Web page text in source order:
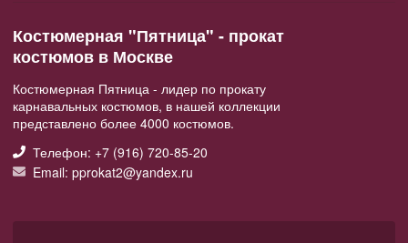
Костюмерная "Пятница" - прокат
костюмов в Москве
Костюмерная Пятница - лидер по прокату
карнавальных костюмов, в нашей коллекции
представлено более 4000 костюмов.
Телефон: +7 (916) 720-85-20
Email: pprokat2@yandex.ru